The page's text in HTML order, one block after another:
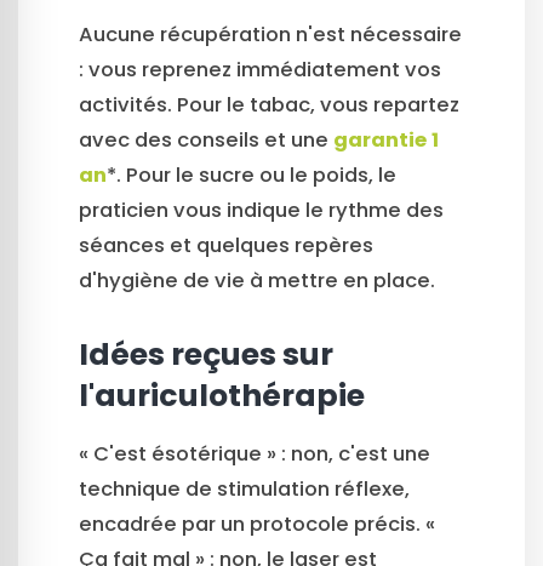
Aucune récupération n'est nécessaire
: vous reprenez immédiatement vos
activités. Pour le tabac, vous repartez
avec des conseils et une garantie 1
an*. Pour le sucre ou le poids, le
praticien vous indique le rythme des
séances et quelques repères
d'hygiène de vie à mettre en place.
Idées reçues sur
l'auriculothérapie
« C'est ésotérique » : non, c'est une
technique de stimulation réflexe,
encadrée par un protocole précis. «
Ça fait mal » : non, le laser est